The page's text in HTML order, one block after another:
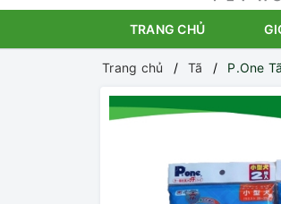
TRANG CHỦ
Trang chủ Tã P.One